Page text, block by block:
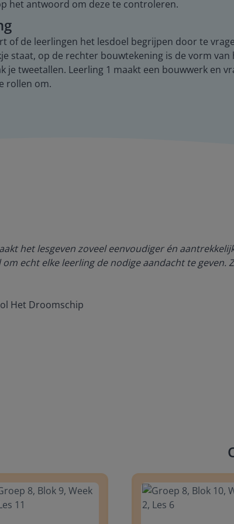
het antwoord om deze te controleren.
of de leerlingen het lesdoel begrijpen door te
staat, op de rechter bouwtekening is de vorm
je tweetallen. Leerling 1 maakt een bouwwerk en
rollen om.
het lesgeven zoveel eenvoudiger én
echt elke leerling de nodige aandacht te
Het Droomschip